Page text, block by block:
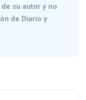
su autor y no
de Diario y